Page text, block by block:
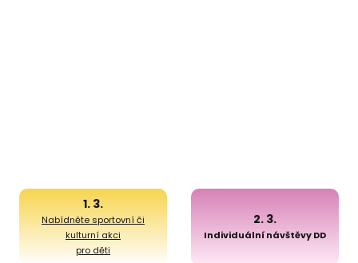
1. 3.
Nabídněte sportovní či
kulturní akci
pro děti
2. 3.
Individuální návštěvy DD